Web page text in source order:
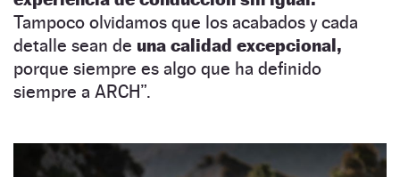
Tampoco olvidamos que los acabados y cada
detalle sean de una calidad excepcional,
porque siempre es algo que ha definido
siempre a ARCH”.